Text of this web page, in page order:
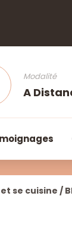
Modalité
A
se cuisine /